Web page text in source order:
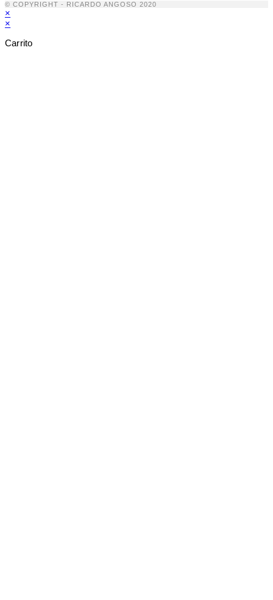
© COPYRIGHT - RICARDO ANGOSO 2020
×
×
Carrito